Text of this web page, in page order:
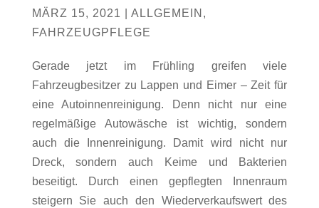
MÄRZ 15, 2021 ALLGEMEIN ,
FAHRZEUGPFLEGE
Gerade jetzt im Frühling greifen viele
Fahrzeugbesitzer zu Lappen und Eimer – Zeit für
eine Autoinnenreinigung. Denn nicht nur eine
regelmäßige Autowäsche ist wichtig, sondern
auch die Innenreinigung. Damit wird nicht nur
Dreck, sondern auch Keime und Bakterien
beseitigt. Durch einen gepflegten Innenraum
steigern Sie auch den Wiederverkaufswert des